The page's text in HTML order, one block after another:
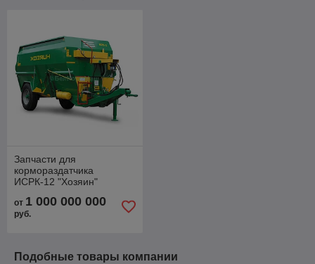
Запчасти для
кормораздатчика
ИСРК-12 "Хозяин"
от 1 000 000 000
руб.
Подобные товары компании